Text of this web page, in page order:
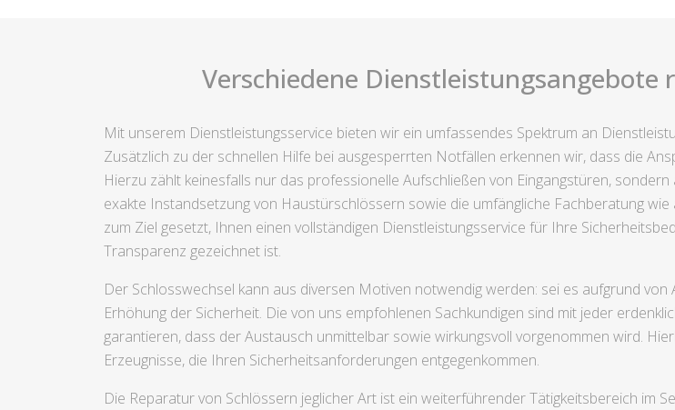
Verschiedene Dienstleistungsangebote
Mit unserem Dienstleistungsservice bieten wir ein umfassendes Spektrum an
Zusätzlich zu der schnellen Hilfe bei ausgesperrten Notfällen erkennen wir, dass die
Hierzu zählt keinesfalls nur das professionelle Aufschließen von Eingangstüren,
exakte Instandsetzung von Haustürschlössern sowie die umfängliche Fachberatung
zum Ziel gesetzt, Ihnen einen vollständigen Dienstleistungsservice für Ihre
Transparenz gezeichnet ist.
Der Schlosswechsel kann aus diversen Motiven notwendig werden: sei es aufgrund
Erhöhung der Sicherheit. Die von uns empfohlenen Sachkundigen sind mit jeder
garantieren, dass der Austausch unmittelbar sowie wirkungsvoll vorgenommen wird.
Erzeugnisse, die Ihren Sicherheitsanforderungen entgegenkommen.
Die Reparatur von Schlössern jeglicher Art ist ein weiterführender Tätigkeitsbereich im